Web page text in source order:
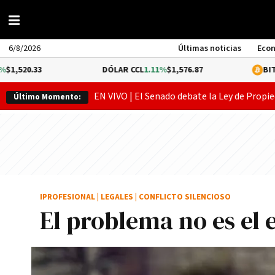
6/8/2026 Últimas noticias
1.11%$1,576.87 -
Último Momento: EN VIVO | El Senado debate la Ley de
El problema no es el
IPROFESIONAL LEGALES CONFLICTO SILENCIOSO